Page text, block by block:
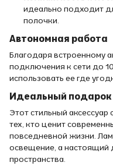
идеально подходит
полочки.
Автономная работа
Благодаря встроенному
подключения к сети до
использовать ее где
Идеальный подарок
Этот стильный
тех, кто ценит
повседневной жизни.
освещение, а настоящий
пространства.